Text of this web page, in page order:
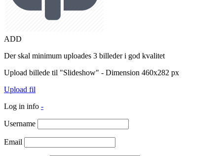
ADD
Der skal minimum uploades 3 billeder i god kvalitet
Upload billede til "Slideshow" - Dimension 460x282 px
Upload fil
Log in info -
Username
Email